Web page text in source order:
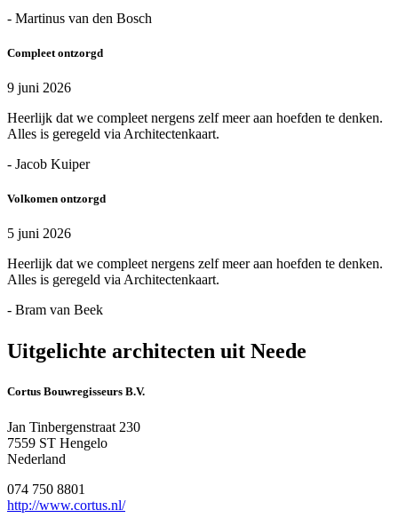
- Martinus van den Bosch
Compleet ontzorgd
9 juni 2026
Heerlijk dat we compleet nergens zelf meer aan hoefden te denken.
Alles is geregeld via Architectenkaart.
- Jacob Kuiper
Volkomen ontzorgd
5 juni 2026
Heerlijk dat we compleet nergens zelf meer aan hoefden te denken.
Alles is geregeld via Architectenkaart.
- Bram van Beek
Uitgelichte architecten uit Neede
Cortus Bouwregisseurs B.V.
Jan Tinbergenstraat 230
7559 ST Hengelo
Nederland
074 750 8801
http://www.cortus.nl/